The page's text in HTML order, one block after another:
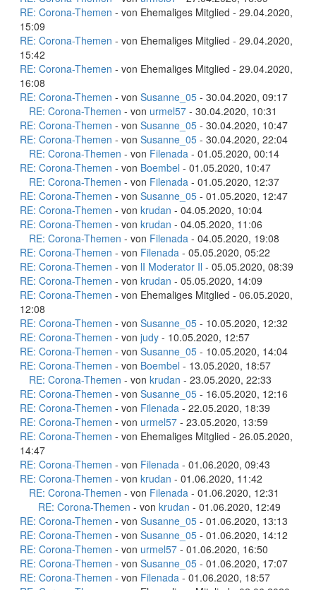
RE: Corona-Themen - von Ehemaliges Mitglied - 29.04.2020,
15:09
RE: Corona-Themen - von Ehemaliges Mitglied - 29.04.2020,
15:42
RE: Corona-Themen - von Ehemaliges Mitglied - 29.04.2020,
16:08
RE: Corona-Themen - von Susanne_05 - 30.04.2020, 09:17
RE: Corona-Themen - von urmel57 - 30.04.2020, 10:31
RE: Corona-Themen - von Susanne_05 - 30.04.2020, 10:47
RE: Corona-Themen - von Susanne_05 - 30.04.2020, 22:04
RE: Corona-Themen - von Filenada - 01.05.2020, 00:14
RE: Corona-Themen - von Boembel - 01.05.2020, 10:47
RE: Corona-Themen - von Filenada - 01.05.2020, 12:37
RE: Corona-Themen - von Susanne_05 - 01.05.2020, 12:47
RE: Corona-Themen - von krudan - 04.05.2020, 10:04
RE: Corona-Themen - von krudan - 04.05.2020, 11:06
RE: Corona-Themen - von Filenada - 04.05.2020, 19:08
RE: Corona-Themen - von Filenada - 05.05.2020, 05:22
RE: Corona-Themen - von lI Moderator Il - 05.05.2020, 08:39
RE: Corona-Themen - von krudan - 05.05.2020, 14:09
RE: Corona-Themen - von Ehemaliges Mitglied - 06.05.2020,
12:08
RE: Corona-Themen - von Susanne_05 - 10.05.2020, 12:32
RE: Corona-Themen - von judy - 10.05.2020, 12:57
RE: Corona-Themen - von Susanne_05 - 10.05.2020, 14:04
RE: Corona-Themen - von Boembel - 13.05.2020, 18:57
RE: Corona-Themen - von krudan - 23.05.2020, 22:33
RE: Corona-Themen - von Susanne_05 - 16.05.2020, 12:16
RE: Corona-Themen - von Filenada - 22.05.2020, 18:39
RE: Corona-Themen - von urmel57 - 23.05.2020, 13:59
RE: Corona-Themen - von Ehemaliges Mitglied - 26.05.2020,
14:47
RE: Corona-Themen - von Filenada - 01.06.2020, 09:43
RE: Corona-Themen - von krudan - 01.06.2020, 11:42
RE: Corona-Themen - von Filenada - 01.06.2020, 12:31
RE: Corona-Themen - von krudan - 01.06.2020, 12:49
RE: Corona-Themen - von Susanne_05 - 01.06.2020, 13:13
RE: Corona-Themen - von Susanne_05 - 01.06.2020, 14:12
RE: Corona-Themen - von urmel57 - 01.06.2020, 16:50
RE: Corona-Themen - von Susanne_05 - 01.06.2020, 17:07
RE: Corona-Themen - von Filenada - 01.06.2020, 18:57